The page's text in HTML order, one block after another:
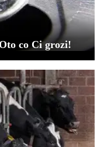
co Ci grozi!